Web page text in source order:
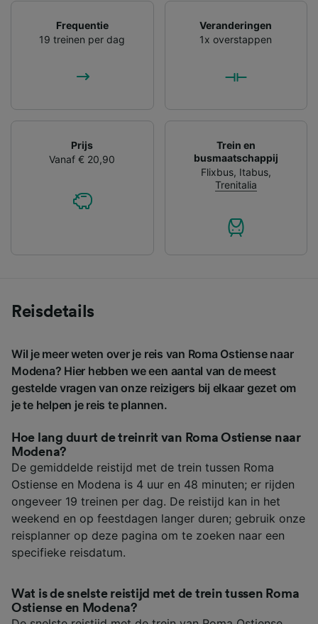
Frequentie
19 treinen per dag
Veranderingen
1x overstappen
Prijs
Vanaf € 20,90
Trein en
busmaatschappij
Flixbus, Itabus,
Trenitalia
Reisdetails
Wil je meer weten over je reis van Roma Ostiense naar
Modena? Hier hebben we een aantal van de meest
gestelde vragen van onze reizigers bij elkaar gezet om
je te helpen je reis te plannen.
Hoe lang duurt de treinrit van Roma Ostiense naar
Modena?
De gemiddelde reistijd met de trein tussen Roma
Ostiense en Modena is 4 uur en 48 minuten; er rijden
ongeveer 19 treinen per dag. De reistijd kan in het
weekend en op feestdagen langer duren; gebruik onze
reisplanner op deze pagina om te zoeken naar een
specifieke reisdatum.
Wat is de snelste reistijd met de trein tussen Roma
Ostiense en Modena?